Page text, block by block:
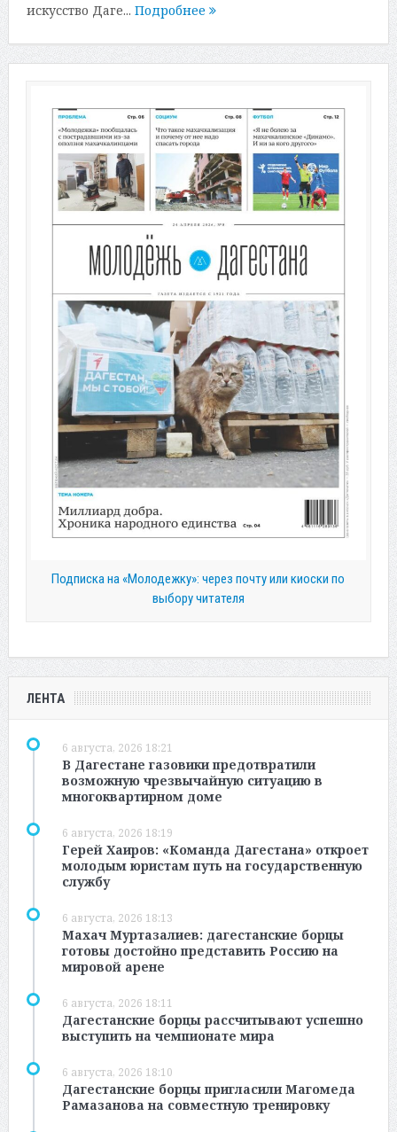
искусство Даге... Подробнее
Подписка на «Молодежку»: через почту или киоски по
выбору читателя
ЛЕНТА
6 августа, 2026 18:21
В Дагестане газовики предотвратили
возможную чрезвычайную ситуацию в
многоквартирном доме
6 августа, 2026 18:19
Герей Хаиров: «Команда Дагестана» откроет
молодым юристам путь на государственную
службу
6 августа, 2026 18:13
Махач Муртазалиев: дагестанские борцы
готовы достойно представить Россию на
мировой арене
6 августа, 2026 18:11
Дагестанские борцы рассчитывают успешно
выступить на чемпионате мира
6 августа, 2026 18:10
Дагестанские борцы пригласили Магомеда
Рамазанова на совместную тренировку